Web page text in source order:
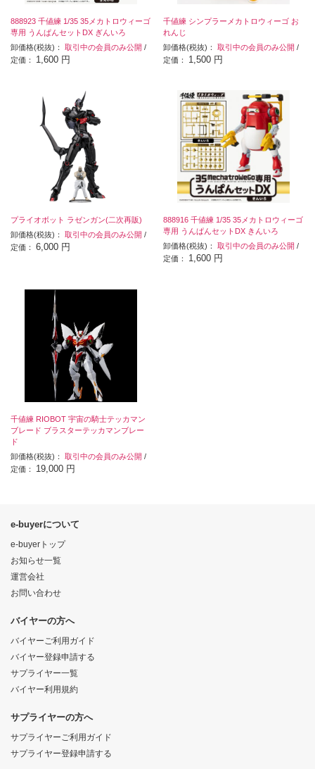
888923 千値練 1/35 35メカトロウィーゴ
専用 うんぱんセットDX ぎんいろ
卸価格(税抜)： 取引中の会員のみ公開 /
定価： 1,600 円
千値練 シンプラーメカトロウィーゴ お
れんじ
卸価格(税抜)：取引中の会員のみ公開 /
定価： 1,500 円
プライオボット ラゼンガン(二次再販)
卸価格(税抜)： 取引中の会員のみ公開 /
定価： 6,000 円
888916 千値練 1/35 35メカトロウィーゴ
専用 うんぱんセットDX きんいろ
卸価格(税抜)：取引中の会員のみ公開 /
定価： 1,600 円
千値練 RIOBOT 宇宙の騎士テッカマン
ブレード ブラスターテッカマンブレー
ド
卸価格(税抜)： 取引中の会員のみ公開 /
定価： 19,000 円
e-buyerについて
e-buyerトップ
お知らせ一覧
運営会社
お問い合わせ
バイヤーの方へ
バイヤーご利用ガイド
バイヤー登録申請する
サプライヤー一覧
バイヤー利用規約
サプライヤーの方へ
サプライヤーご利用ガイド
サプライヤー登録申請する